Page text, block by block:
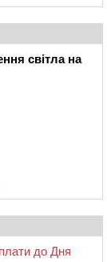
світла на
до Дня